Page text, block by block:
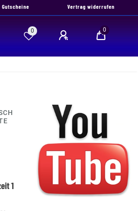
Gutscheine Vertrag widerrufen
0 0
1